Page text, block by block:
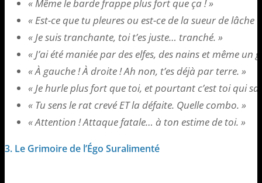
« Même le barde frappe plus fort que ça ! »
« Est-ce que tu pleures ou est-ce de la sueur de lâche
« Je suis tranchante, toi t’es juste… tranché. »
« J’ai été maniée par des elfes, des nains et même un
« À gauche ! À droite ! Ah non, t’es déjà par terre. »
« Je hurle plus fort que toi, et pourtant c’est toi qui
« Tu sens le rat crevé ET la défaite. Quelle combo. »
« Attention ! Attaque fatale… à ton estime de toi. »
3. Le Grimoire de l’Égo Suralimenté